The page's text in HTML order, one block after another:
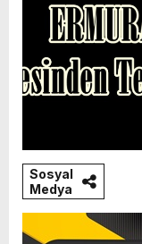
Sosyal
Medya